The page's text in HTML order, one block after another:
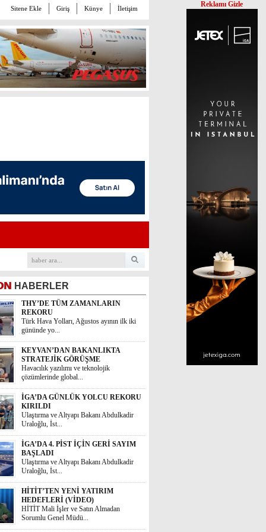
Sitene Ekle Giriş Künye İletişim
HABERLER
THY’DE TÜM ZAMANLARIN
REKORU
Türk Hava Yolları, Ağustos ayının ilk iki
gününde yo...
KEYVAN’DAN BAKANLIKTA
STRATEJİK GÖRÜŞME
Havacılık yazılımı ve teknolojik
çözümlerinde global...
İGA’DA GÜNLÜK YOLCU REKORU
KIRILDI
Ulaştırma ve Altyapı Bakanı Abdulkadir
Uraloğlu, İst...
İGA’DA 4. PİST İÇİN GERİ SAYIM
BAŞLADI
Ulaştırma ve Altyapı Bakanı Abdulkadir
Uraloğlu, İst...
HİTİT’TEN YENİ YATIRIM
HEDEFLERİ (VİDEO)
HİTİT Mali İşler ve Satın Almadan
Sorumlu Genel Müdü...
Reklamı Gizle